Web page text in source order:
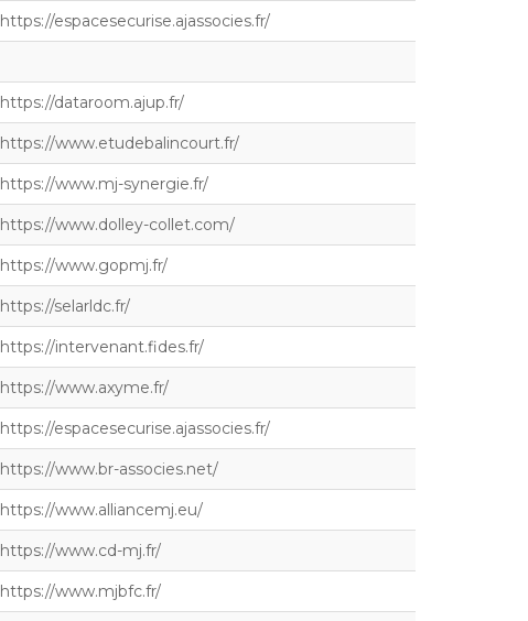
https://espacesecurise.ajassocies.fr/
https://dataroom.ajup.fr/
https://www.etudebalincourt.fr/
https://www.mj-synergie.fr/
https://www.dolley-collet.com/
https://www.gopmj.fr/
https://selarldc.fr/
https://intervenant.fides.fr/
https://www.axyme.fr/
https://espacesecurise.ajassocies.fr/
https://www.br-associes.net/
https://www.alliancemj.eu/
https://www.cd-mj.fr/
https://www.mjbfc.fr/